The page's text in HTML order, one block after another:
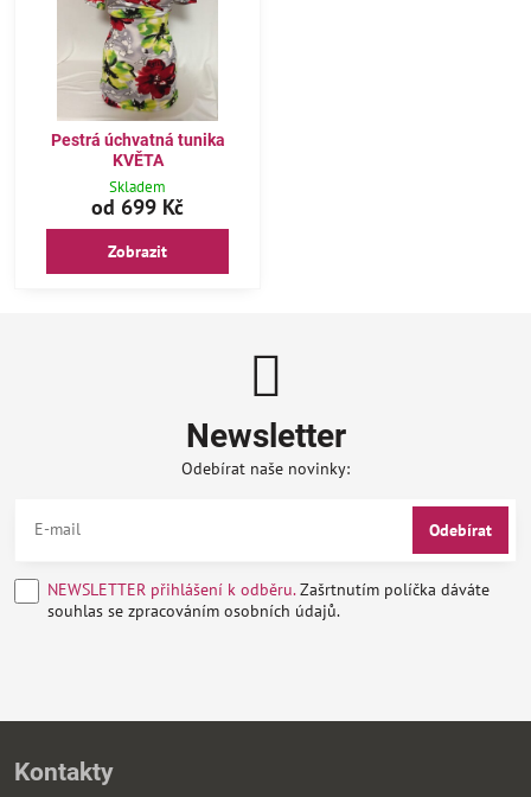
Pestrá úchvatná tunika
KVĚTA
Skladem
od 699 Kč
Zobrazit
Newsletter
Odebírat naše novinky:
Odebírat
NEWSLETTER přihlášení k odběru.Zašrtnutím políčka dáváte
souhlas se zpracováním osobních údajů.
Kontakty